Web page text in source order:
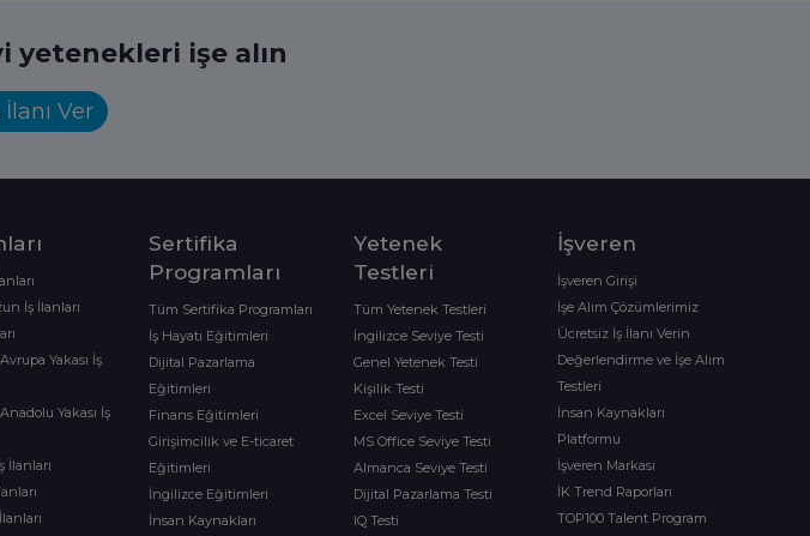
yetenekleri işe alın
Ver
İş İlanları
Yakası İş
Yakası İş
İlanları
Sertifika
Programları
Tüm Sertifika Programları
İş Hayatı Eğitimleri
Dijital Pazarlama
Eğitimleri
Finans Eğitimleri
Girişimcilik ve E-ticaret
Eğitimleri
İngilizce Eğitimleri
İnsan Kaynakları
Yetenek
Testleri
Tüm Yetenek Testleri
İngilizce Seviye Testi
Genel Yetenek Testi
Kişilik Testi
Excel Seviye Testi
MS Office Seviye Testi
Almanca Seviye Testi
Dijital Pazarlama Testi
IQ Testi
İşveren
İşveren Girişi
İşe Alım Çözümlerimiz
Ücretsiz İş İlanı Verin
Değerlendirme ve İşe Alım
Testleri
İnsan Kaynakları
Platformu
İşveren Markası
İK Trend Raporları
TOP100 Talent Program